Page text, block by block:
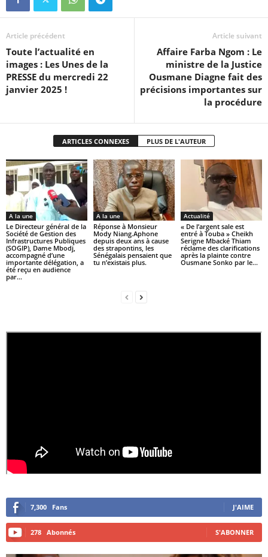
Article précédent
Toute l’actualité en
images : Les Unes de la
PRESSE du mercredi 22
janvier 2025 !
Article suivant
Affaire Farba Ngom : Le
ministre de la Justice
Ousmane Diagne fait des
précisions importantes sur
la procédure
ARTICLES CONNEXES PLUS DE L'AUTEUR
A la une
Le Directeur général de la
Société de Gestion des
Infrastructures Publiques
(SOGIP), Dame Mbodj,
accompagné d’une
importante délégation, a
été reçu en audience
par...
A la une
Réponse à Monsieur
Mody Niang.Aphone
depuis deux ans à cause
des strapontins, les
Sénégalais pensaient que
tu n’existais plus.
Actualité
« De l’argent sale est
entré à Touba » Cheikh
Serigne Mbacké Thiam
réclame des clarifications
après la plainte contre
Ousmane Sonko par le...
7,300 Fans J'AIME
278 Abonnés S'ABONNER